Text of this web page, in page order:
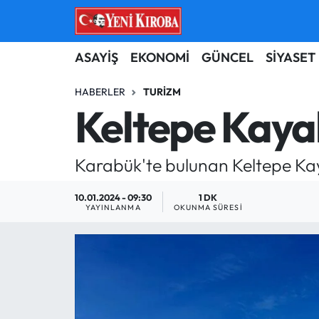
ASAYİŞ EKONOMİ GÜNCEL SİYASET
HABERLER TURIZM
Keltepe
Karabük'te bulunan Keltepe
10.01.2024 - 09:30
YAYINLANMA
1 DK
OKUNMA SÜRESI
ASAYİŞ
BİLİM-TEKNOLOJİ
DÜNYA
EĞİTİM
EKONOMİ
Aydın Nöbetçi Eczaneler
Aydın Hava Durumu
Aydin Namaz Vakitleri
Aydın Trafik Yoğunluk Haritası
Süper Lig Puan Durumu ve Fikstür
Tüm Manşetler